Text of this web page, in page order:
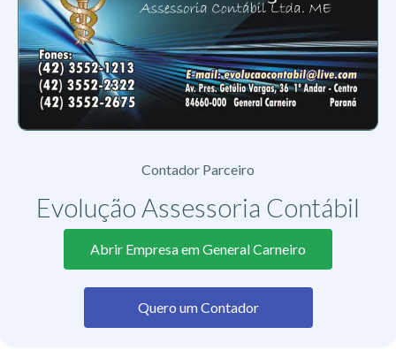
Contador Parceiro
Evolução Assessoria Contábil
Abrir Empresa em General Carneiro
Quero um Contador